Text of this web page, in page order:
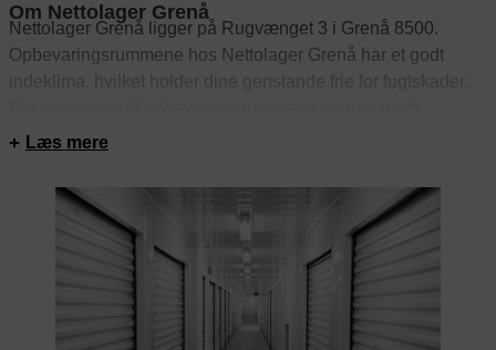
Om Nettolager Grenå
Nettolager Grenå ligger på Rugvænget 3 i Grenå 8500.
Opbevaringsrummene hos Nettolager Grenå har et godt
indeklima, hvilket holder dine genstande frie for fugtskader.
Rummene er sikret med alarm. Derudover er depotrummene
Læs mere